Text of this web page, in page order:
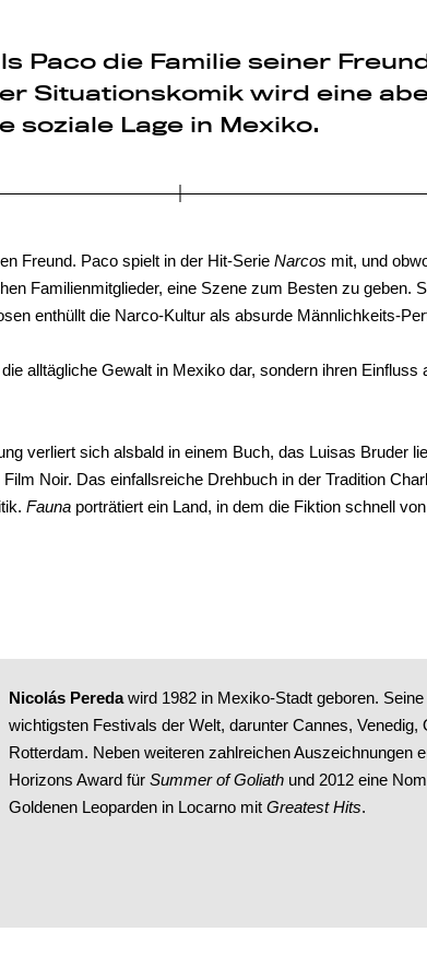
Paco die Familie seiner
Situationskomik wird eine
soziale Lage in Mexiko.
Freund. Paco spielt in der Hit-Serie Narcos mit, und
Familienmitglieder, eine Szene zum Besten zu geben.
enthüllt die Narco-Kultur als absurde Männlichkeits-
alltägliche Gewalt in Mexiko dar, sondern ihren Einfluss
verliert sich alsbald in einem Buch, das Luisas Bruder
Noir. Das einfallsreiche Drehbuch in der Tradition
Faunaporträtiert ein Land, in dem die Fiktion schnell
Nicolás Peredawird 1982 in Mexiko-Stadt geboren.
wichtigsten Festivals der Welt, darunter Cannes, Venedig,
Rotterdam. Neben weiteren zahlreichen Auszeichnungen
Horizons Award für Summer of Goliathund 2012 eine
Goldenen Leoparden in Locarno mit Greatest Hits.